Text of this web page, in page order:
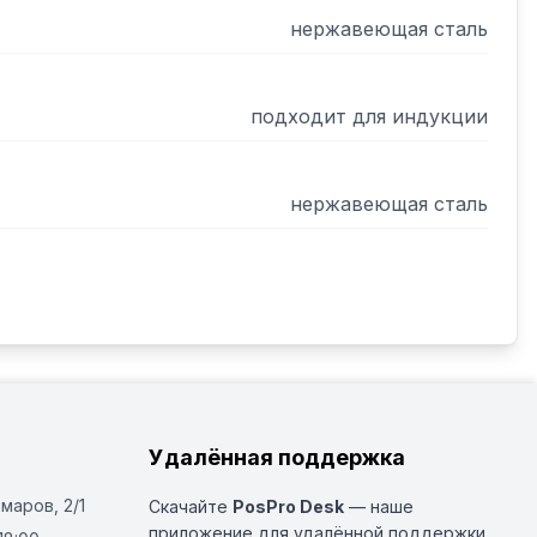
нержавеющая сталь
подходит для индукции
нержавеющая сталь
2/1
Удалённая поддержка
Скачайте PosPro Desk — наше
приложение для удалённой поддержки.